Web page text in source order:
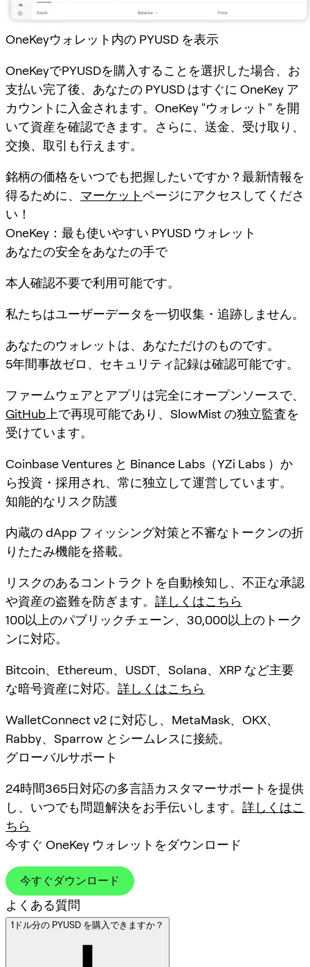
OneKeyウォレット内の PYUSD を表示
OneKeyでPYUSDを購入することを選択した場合、お
支払い完了後、あなたの PYUSD はすぐに OneKey ア
カウントに入金されます。OneKey "ウォレット" を開
いて資産を確認できます。さらに、送金、受け取り、
交換、取引も行えます。
銘柄の価格をいつでも把握したいですか？最新情報を
得るために、 マーケットページにアクセスしてくださ
い！
OneKey：最も使いやすい PYUSD ウォレット
あなたの安全をあなたの手で
本人確認不要で利用可能です。
私たちはユーザーデータを一切収集・追跡しません。
あなたのウォレットは、あなただけのものです。
5年間事故ゼロ、セキュリティ記録は確認可能です。
ファームウェアとアプリは完全にオープンソースで、
GitHub 上で再現可能であり、SlowMist の独立監査を
受けています。
Coinbase Ventures と Binance Labs（YZi Labs ）か
ら投資・採用され、常に独立して運営しています。
知能的なリスク防護
内蔵の dApp フィッシング対策と不審なトークンの折
りたたみ機能を搭載。
リスクのあるコントラクトを自動検知し、不正な承認
や資産の盗難を防ぎます。 詳しくはこちら
100以上のパブリックチェーン、30,000以上のトーク
ンに対応。
Bitcoin、Ethereum、USDT、Solana、XRP など主要
な暗号資産に対応。 詳しくはこちら
WalletConnect v2 に対応し、MetaMask、OKX、
Rabby、Sparrow とシームレスに接続。
グローバルサポート
24時間365日対応の多言語カスタマーサポートを提供
し、いつでも問題解決をお手伝いします。 詳しくはこ
ちら
今すぐ OneKey ウォレットをダウンロード
今すぐダウンロード
よくある質問
1ドル分の PYUSD を購入できますか？